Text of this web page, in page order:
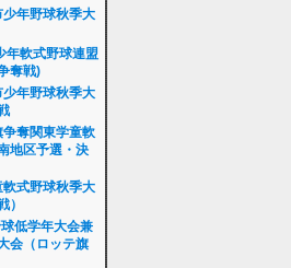
年野球秋季大
年軟式野球連盟
奪戦)
年野球秋季大
奪関東学童軟
地区予選・決
式野球秋季大
）
低学年大会兼
会（ロッテ旗